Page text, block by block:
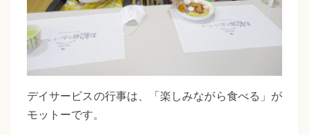
デイサービスの行事は、「楽しみながら食べる」が
モットーです。